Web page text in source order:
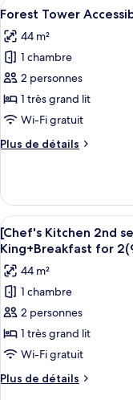
Only)
Tower
Business
Deluxe
Double
BayTicket,4Pax(CI
DayOnly)
de
[Splash
Bay
Forest
Tower
Business
Deluxe
Double
Afficher
toutes
les
photos
pour
ce
type
chambre :
Accessible
King
5
Forest Tower
44 m²
1 chambre
2 personnes
1 très grand lit
Wi-Fi gratuit
Plus de détails
Plus
le
type
de
chambre
Forest
Tower
Accessible
King
Afficher
toutes
les
photos
pour
ce
type
de
chambre :
[Chef's
5
[Chef's Kitchen 2nd
King+Breakfast for
44 m²
1 chambre
2 personnes
1 très grand lit
Wi-Fi gratuit
Plus de détails
Plus